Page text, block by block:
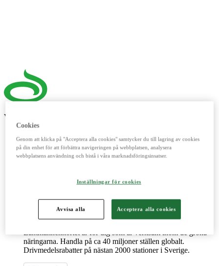
Våra digitala verktyg
Detta digitala verktyg vänder sig till dig som lantbrukare. Här
handlar du spannmål, utför kassatjänster, beställer foder och
Lantmännenkortet är för dig som är verksam inom de gröna
näringarna. Handla på ca 40 miljoner ställen globalt.
Drivmedelsrabatter på nästan 2000 stationer i Sverige.
Cookies
Genom att klicka på "Acceptera alla cookies" samtycker du till lagring av cookies
på din enhet för att förbättra navigeringen på webbplatsen, analysera
webbplatsens användning och bistå i våra marknadsföringsinsatser.
Inställningar för cookies
Avvisa alla Acceptera alla cookies